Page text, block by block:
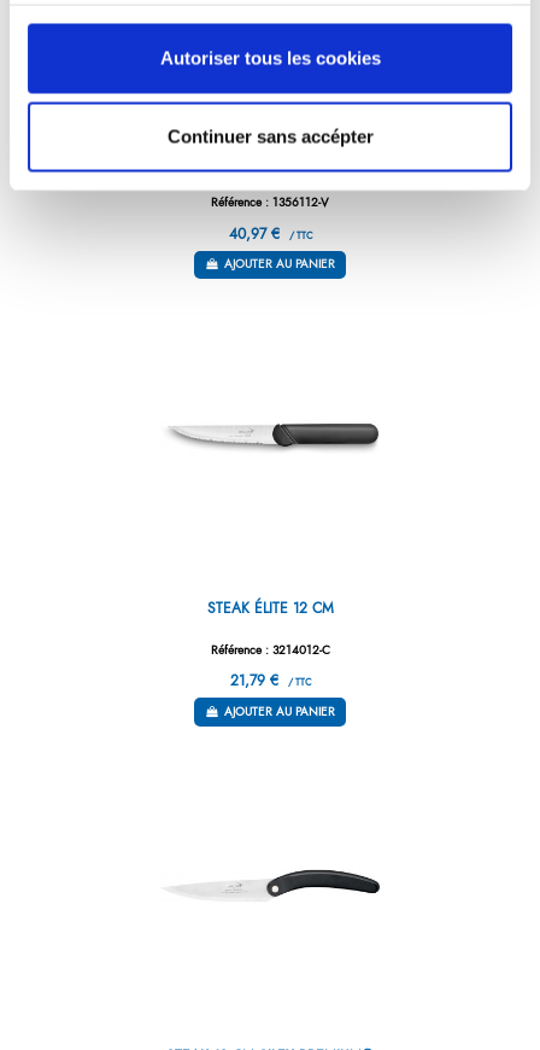
Autoriser tous les cookies
Continuer sans accépter
Référence : 1356112-V
40,97 € / TTC
AJOUTER AU PANIER
STEAK ÉLITE 12 CM
Référence : 3214012-C
21,79 € / TTC
AJOUTER AU PANIER